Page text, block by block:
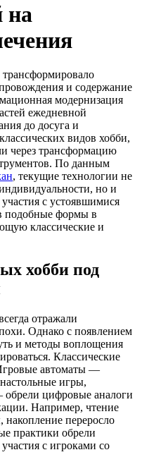
на
трансформировало
и содержание
модернизация
ежедневной
до досуга и
видов хобби,
через трансформацию
По данным
, текущие технологии не
но и
с устоявшимися
подобные формы в
классические и
хобби под
отражали
Однако с появлением
и методы воплощения
Классические
автоматы —
игры,
обрели цифровые аналоги
Например, чтение
накопление переросло
практики обрели
с игроками со